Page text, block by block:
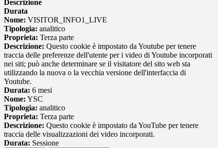
Descrizione
Durata
Nome: VISITOR_INFO1_LIVE
Tipologia: analitico
Proprieta: Terza parte
Descrizione: Questo cookie è impostato da Youtube per tenere
traccia delle preferenze dell'utente per i video di Youtube incorporati
nei siti; può anche determinare se il visitatore del sito web sta
utilizzando la nuova o la vecchia versione dell'interfaccia di
Youtube.
Durata: 6 mesi
Nome: YSC
Tipologia: analitico
Proprieta: Terza parte
Descrizione: Questo cookie è impostato da YouTube per tenere
traccia delle visualizzazioni dei video incorporati.
Durata: Sessione